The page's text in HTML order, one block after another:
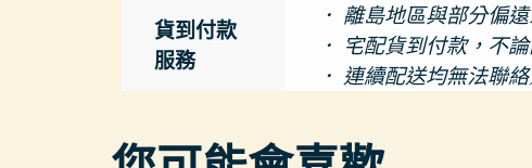
貨到付款
服務
． 離島地區與部分偏
． 宅配貨到付款，不
． 連續配送均無法聯